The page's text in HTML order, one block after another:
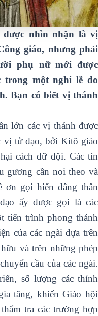
nhìn nhận là vị
giáo, nhưng phải
phụ nữ mới được
trong một nghi lễ do
Bạn có biết vị thánh
lớn các vị thánh được
vị tử đạo, bởi Kitô giáo
cách dữ dội. Các tín
gương cần noi theo và
ơn gọi hiến dâng thân
ấy được gọi là các
tiến trình phong thánh
của các ngài dựa trên
và trên những phép
cầu của các ngài.
số lượng các thỉnh
tăng, khiến Giáo hội
tra các trường hợp